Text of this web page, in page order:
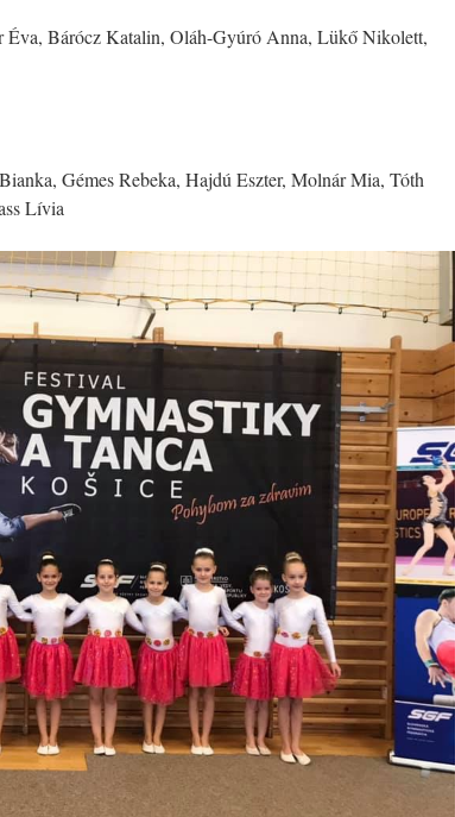
Éva, Bárócz Katalin, Oláh-Gyúró Anna, Lükő Nikolett,
Gémes Rebeka, Hajdú Eszter, Molnár Mia, Tóth
Lívia